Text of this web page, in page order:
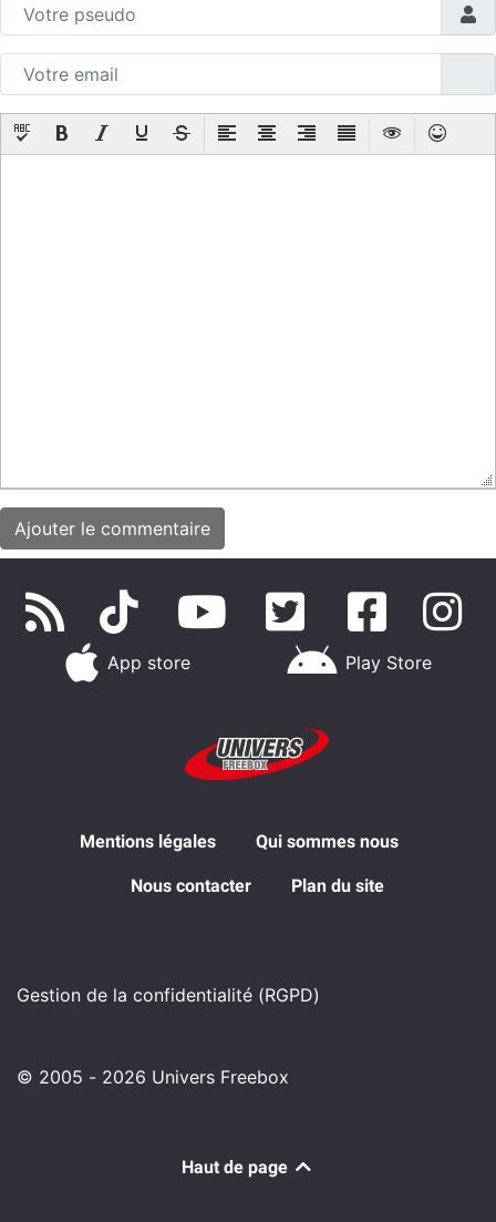
App store Play Store
Mentions légales Qui sommes nous
Nous contacter Plan du site
Gestion de la confidentialité (RGPD)
© 2005 - 2026 Univers Freebox
Haut de page